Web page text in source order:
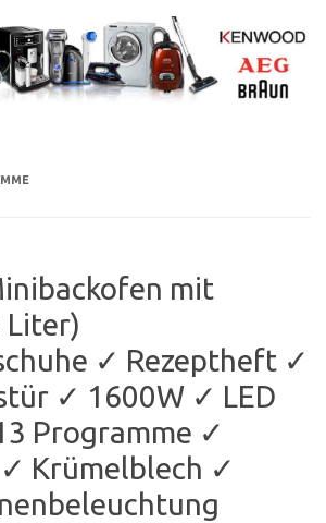
mit
Liter)
✓ Rezeptheft ✓
✓ 1600W ✓ LED
Programme ✓
Krümelblech ✓